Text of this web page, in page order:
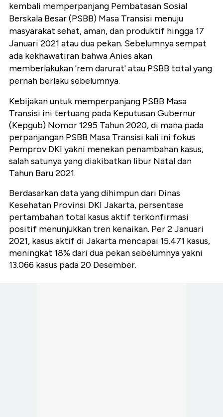
kembali memperpanjang Pembatasan Sosial
Berskala Besar (PSBB) Masa Transisi menuju
masyarakat sehat, aman, dan produktif hingga 17
Januari 2021 atau dua pekan. Sebelumnya sempat
ada kekhawatiran bahwa Anies akan
memberlakukan 'rem darurat' atau PSBB total yang
pernah berlaku sebelumnya.
Kebijakan untuk memperpanjang PSBB Masa
Transisi ini tertuang pada Keputusan Gubernur
(Kepgub) Nomor 1295 Tahun 2020, di mana pada
perpanjangan PSBB Masa Transisi kali ini fokus
Pemprov DKI yakni menekan penambahan kasus,
salah satunya yang diakibatkan libur Natal dan
Tahun Baru 2021.
Berdasarkan data yang dihimpun dari Dinas
Kesehatan Provinsi DKI Jakarta, persentase
pertambahan total kasus aktif terkonfirmasi
positif menunjukkan tren kenaikan. Per 2 Januari
2021, kasus aktif di Jakarta mencapai 15.471 kasus,
meningkat 18% dari dua pekan sebelumnya yakni
13.066 kasus pada 20 Desember.